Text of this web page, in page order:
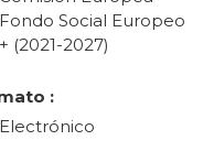
Fondo Social Europeo
+ (2021-2027)
:
Electrónico